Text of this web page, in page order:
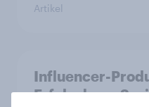
Artikel
Influencer-
Erfolgskurs: